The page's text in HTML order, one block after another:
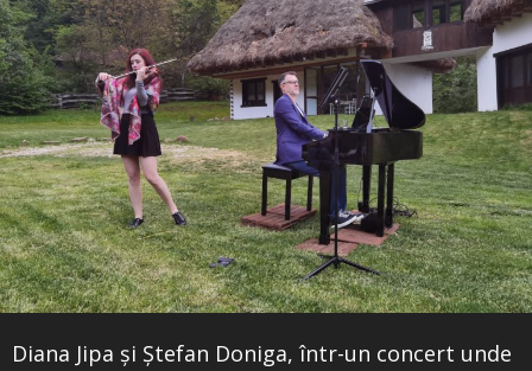
Diana Jipa și Ștefan Doniga, într-un concert unde